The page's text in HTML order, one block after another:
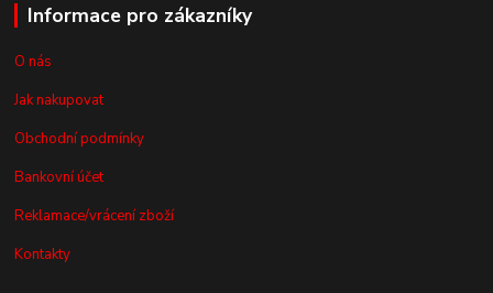
Informace pro zákazníky
O nás
Jak nakupovat
Obchodní podmínky
Bankovní účet
Reklamace/vrácení zboží
Kontakty